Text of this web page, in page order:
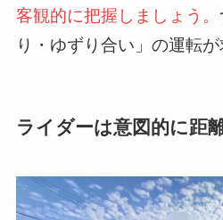
客観的に把握しましょう。
り・ゆずり合い」の運転が
ライダーは意図的に距